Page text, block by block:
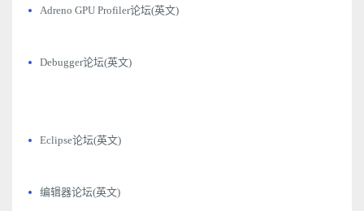
Adreno GPU Profiler论坛(英文)
Debugger论坛(英文)
Eclipse论坛(英文)
编辑器论坛(英文)